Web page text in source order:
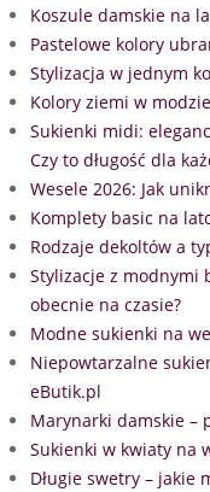
Koszule damskie na
Pastelowe kolory
Stylizacja w jednym
Kolory ziemi w
Sukienki midi:
Czy to długość dla
Wesele 2026: Jak
Komplety basic na
Rodzaje dekoltów a
Stylizacje z modnymi
obecnie na czasie?
Modne sukienki na
Niepowtarzalne
eButik.pl
Marynarki damskie –
Sukienki w kwiaty na
Długie swetry – jakie